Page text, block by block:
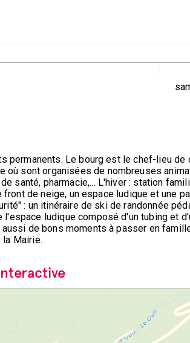
permanents. Le bourg est le chef-lieu
sont organisées de nombreuses
santé, pharmacie,... L'hiver : station
de neige, un espace ludique et une
: un itinéraire de ski de randonnée
ludique composé d'un tubing et
de bons moments à passer en
Mairie.